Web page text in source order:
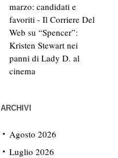
marzo: candidati e
favoriti - Il Corriere Del
Web su “Spencer”:
Kristen Stewart nei
panni di Lady D. al
cinema
ARCHIVI
Agosto 2026
Luglio 2026